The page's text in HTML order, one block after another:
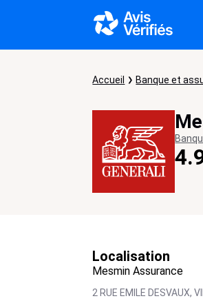
Accueil Banque et
Localisation
Mesmin Assurance
2 RUE EMILE DESVAUX,